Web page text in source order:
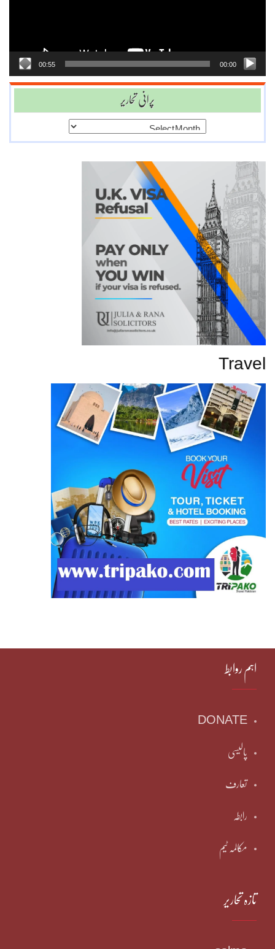
00:00
00:55
پرانی تحاریر
Travel
اہم روابط
DONATE
پالیسی
تعارف
رابطہ
مکالمہ ٹیم
تازہ تحاریر